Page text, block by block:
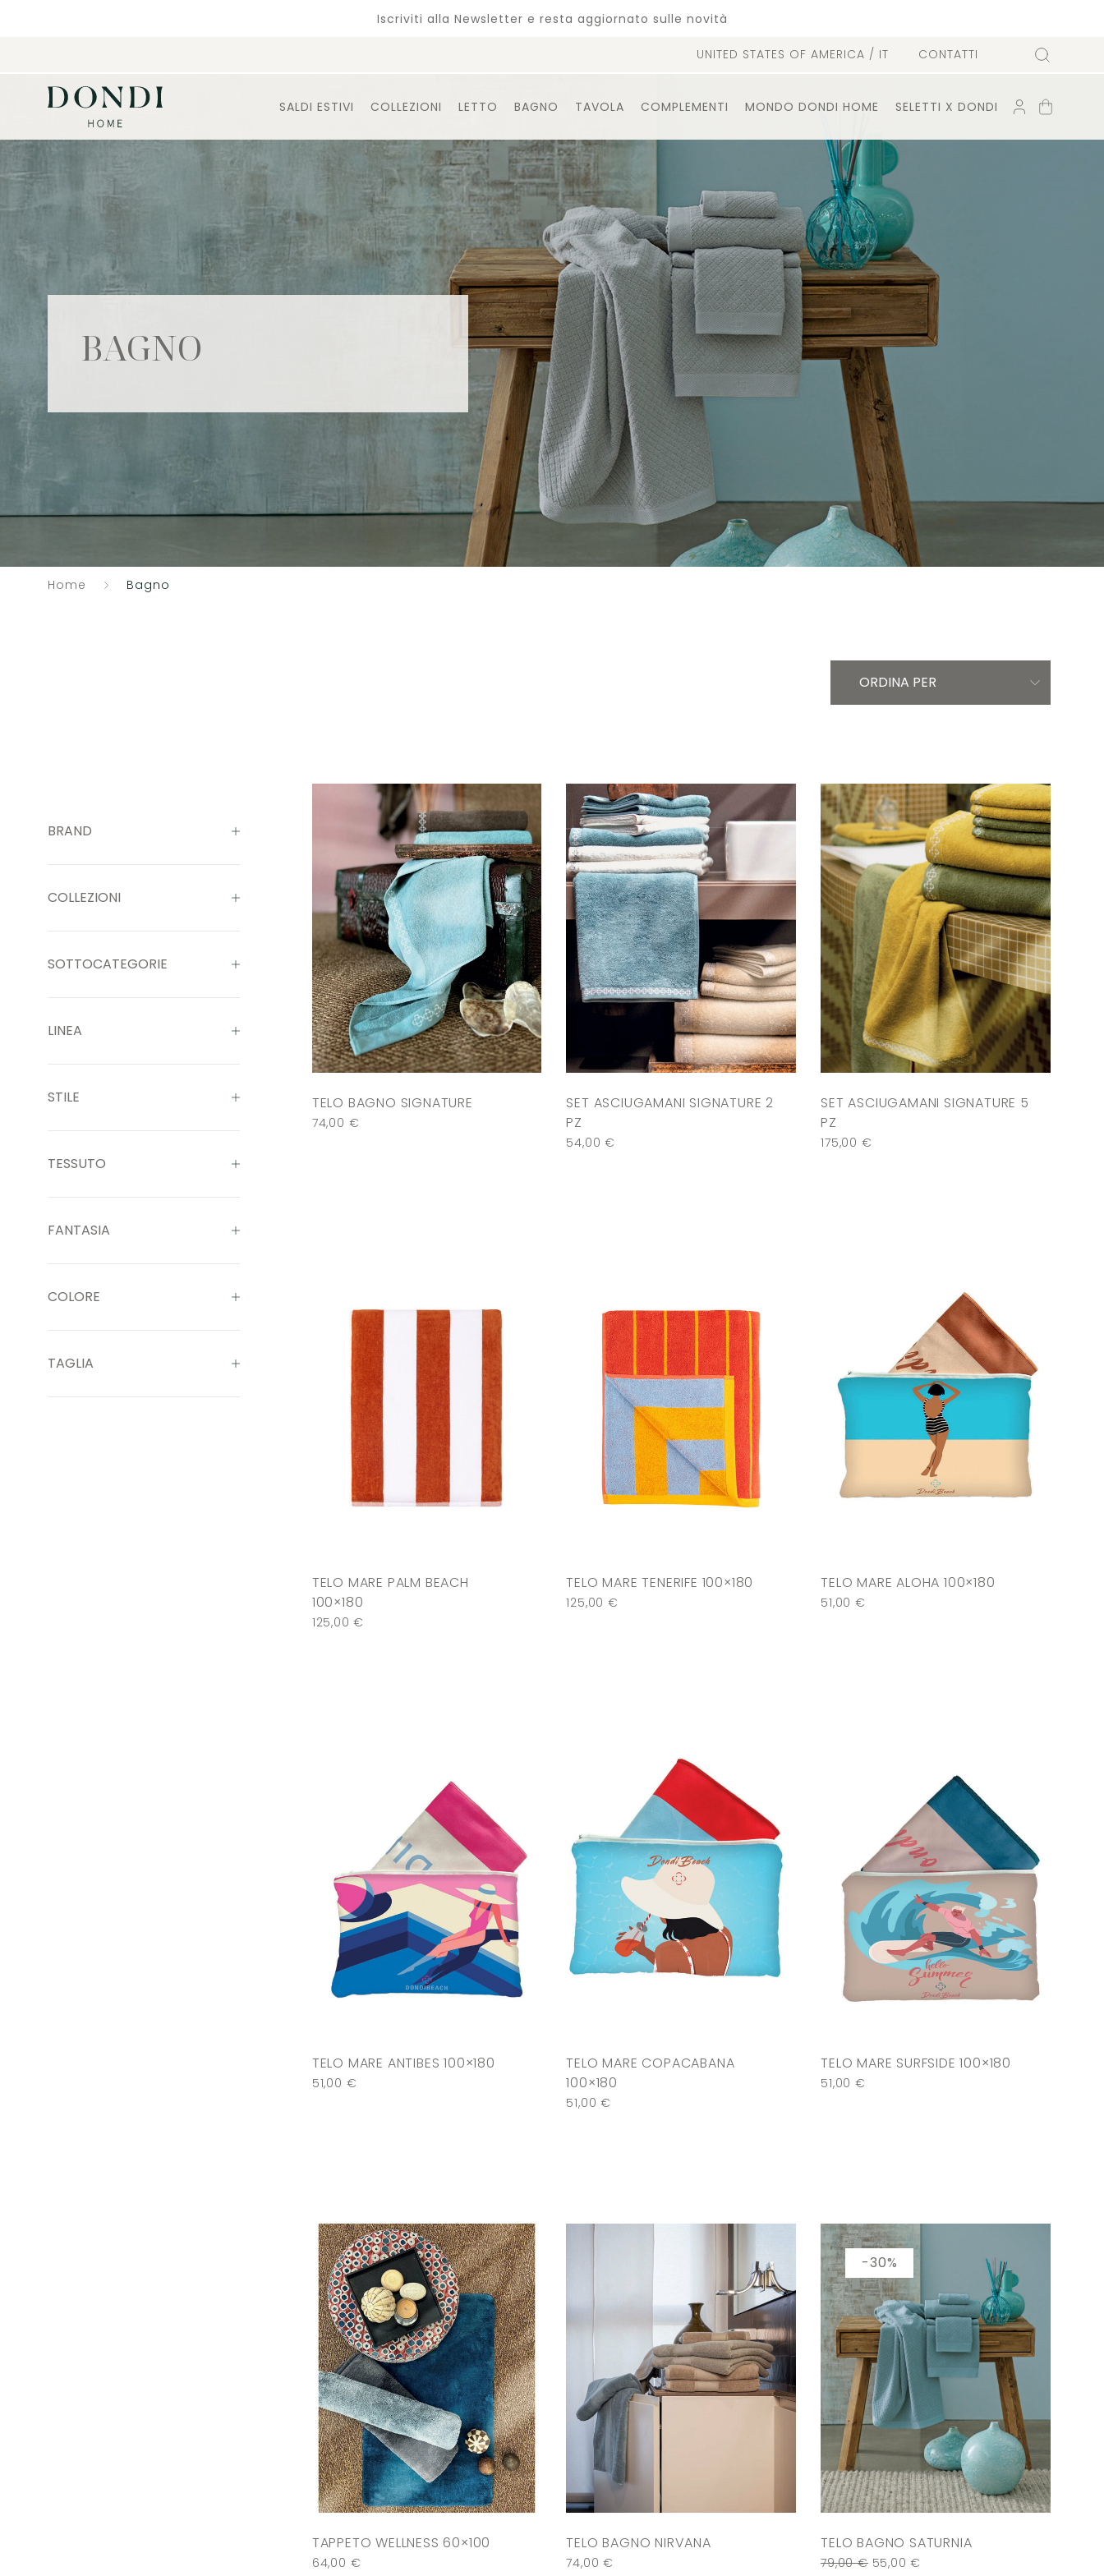
Iscriviti alla Newsletter e resta aggiornato sulle novità
UNITED STATES OF AMERICA / IT CONTATTI Cerca
SALDI ESTIVI COLLEZIONI LETTO BAGNO TAVOLA COMPLEMENTI MONDO DONDI HOME SELETTI X DONDI ACCOUNT
CARRELLO
BAGNO
Home Bagno
BRAND
COLLEZIONI
SOTTOCATEGORIE
LINEA
STILE
TESSUTO
FANTASIA
COLORE
TAGLIA
ORDINA PER
TELO BAGNO SIGNATURE
74,00 €
SET ASCIUGAMANI SIGNATURE 2
PZ
54,00€
SET ASCIUGAMANI SIGNATURE 5
PZ
175,00 €
TELO MARE PALM BEACH
100×180
125,00€
TELO MARE TENERIFE 100×180
125,00€
TELO MARE ALOHA 100×180
51,00€
TELO MARE ANTIBES 100×180
51,00 €
TELO MARE COPACABANA
100×180
51,00€
TELO MARE SURFSIDE 100×180
51,00€
TAPPETO WELLNESS 60×100
64,00 €
TELO BAGNO NIRVANA
74,00€
TELO BAGNO SATURNIA
79,00€ 55,00€
-30%